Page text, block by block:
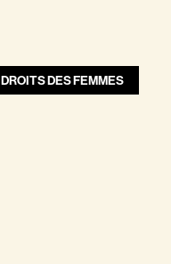
DROITS DES FEMMES